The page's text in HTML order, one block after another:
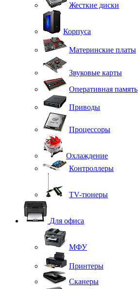
Жесткие диски
Корпуса
Материнские платы
Звуковые карты
Оперативная память
Приводы
Процессоры
Охлаждение
Контроллеры
TV-тюнеры
Для офиса
МФУ
Принтеры
Сканеры